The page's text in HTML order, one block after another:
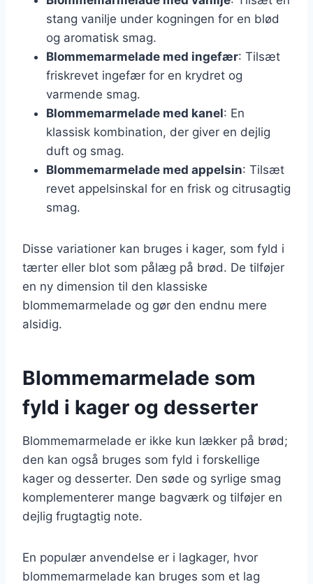
stang vanilje under kogningen for en blød
og aromatisk smag.
Blommemarmelade med ingefær: Tilsæt
friskrevet ingefær for en krydret og
varmende smag.
Blommemarmelade med kanel: En
klassisk kombination, der giver en dejlig
duft og smag.
Blommemarmelade med appelsin: Tilsæt
revet appelsinskal for en frisk og citrusagtig
smag.
Disse variationer kan bruges i kager, som fyld i
tærter eller blot som pålæg på brød. De tilføjer
en ny dimension til den klassiske
blommemarmelade og gør den endnu mere
alsidig.
Blommemarmelade som
fyld i kager og desserter
Blommemarmelade er ikke kun lækker på brød;
den kan også bruges som fyld i forskellige
kager og desserter. Den søde og syrlige smag
komplementerer mange bagværk og tilføjer en
dejlig frugtagtig note.
En populær anvendelse er i lagkager, hvor
blommemarmelade kan bruges som et lag